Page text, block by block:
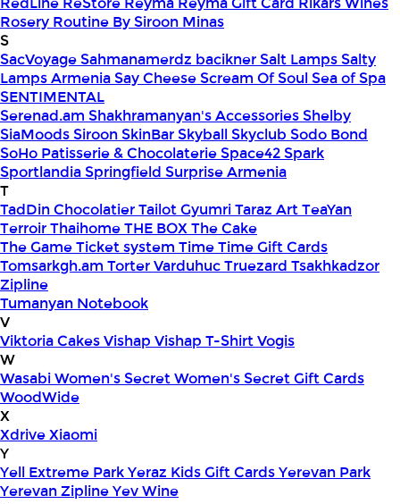
Rosery Routine By Siroon Minas
S
SacVoyageSahmanamerdz baciknerSalt LampsSalty
Lamps ArmeniaSay CheeseScream Of SoulSea of Spa
SENTIMENTAL
Serenad.am Shakhramanyan's AccessoriesShelby
SiaMoodsSiroon SkinBarSkyballSkyclub Sodo Bond
SoHo Patisserie & ChocolaterieSpace42Spark
SportlandiaSpringfield Surprise Armenia
T
TadDin ChocolatierTailot GyumriTaraz ArtTeaYan
TerroirThaihomeTHE BOXThe Cake
The GameTicket system TimeTime Gift Cards
Tomsarkgh.am Torter VarduhucTruezard Tsakhkadzor
Zipline
Tumanyan Notebook
V
Viktoria CakesVishap Vishap T-ShirtVogis
W
WasabiWomen's SecretWomen's Secret Gift Cards
WoodWide
X
XdriveXiaomi
Y
Yell Extreme ParkYeraz Kids Gift CardsYerevan Park
Yerevan ZiplineYev Wine